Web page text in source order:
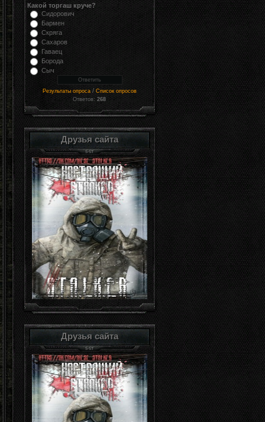
Какой торгаш круче?
Сидорович
Бармен
Скряга
Сахаров
Гаваец
Борода
Сыч
Результаты опроса / Список опросов
Ответов:268
Друзья сайта
Друзья сайта